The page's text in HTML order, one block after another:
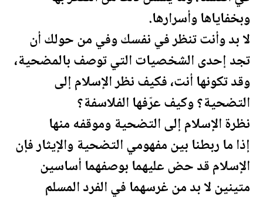
وبخفاياها وأسرارها.
لا بد وأنت تنظر في نفسك وفي من حولك أن
تجد إحدى الشخصيات التي توصف بالمضحية،
وقد تكونها أنت، فكيف نظر الإسلام إلى
التضحية؟ وكيف عرّفها الفلاسفة؟
نظرة الإسلام إلى التضحية وموقفه منها
إذا ما ربطنا بين مفهومي التضحية والإيثار فإن
الإسلام قد حض عليهما بوصفهما أساسين
متينين لا بد من غرسهما في الفرد المسلم